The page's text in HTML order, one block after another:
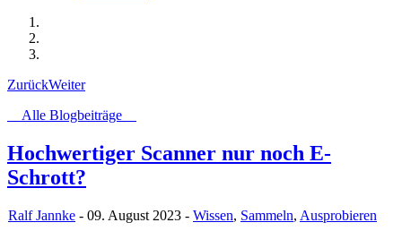
ZurückWeiter
Alle Blogbeiträge
Hochwertiger Scanner nur noch E-
Schrott?
Ralf Jannke - 09. August 2023 - Wissen, Sammeln, Ausprobieren